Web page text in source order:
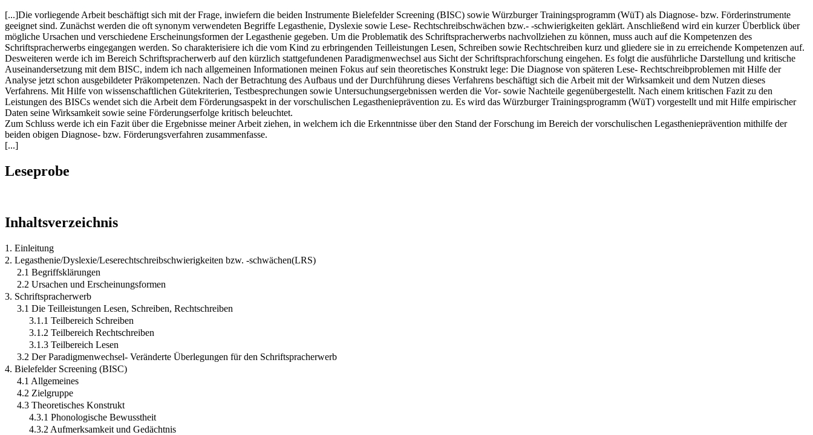
[...]Die vorliegende Arbeit beschäftigt sich mit der Frage, inwiefern die beiden Instrumente Bielefelder Screening (BISC) sowie Würzburger Trainingsprogramm (WüT) als Diagnose- bzw. Förderinstrumente
geeignet sind. Zunächst werden die oft synonym verwendeten Begriffe Legasthenie, Dyslexie sowie Lese- Rechtschreibschwächen bzw.- -schwierigkeiten geklärt. Anschließend wird ein kurzer Überblick über
mögliche Ursachen und verschiedene Erscheinungsformen der Legasthenie gegeben. Um die Problematik des Schriftspracherwerbs nachvollziehen zu können, muss auch auf die Kompetenzen des
Schriftspracherwerbs eingegangen werden. So charakterisiere ich die vom Kind zu erbringenden Teilleistungen Lesen, Schreiben sowie Rechtschreiben kurz und gliedere sie in zu erreichende Kompetenzen auf.
Desweiteren werde ich im Bereich Schriftspracherwerb auf den kürzlich stattgefundenen Paradigmenwechsel aus Sicht der Schriftsprachforschung eingehen. Es folgt die ausführliche Darstellung und kritische
Auseinandersetzung mit dem BISC, indem ich nach allgemeinen Informationen meinen Fokus auf sein theoretisches Konstrukt lege: Die Diagnose von späteren Lese- Rechtschreibproblemen mit Hilfe der
Analyse jetzt schon ausgebildeter Präkompetenzen. Nach der Betrachtung des Aufbaus und der Durchführung dieses Verfahrens beschäftigt sich die Arbeit mit der Wirksamkeit und dem Nutzen dieses
Verfahrens. Mit Hilfe von wissenschaftlichen Gütekriterien, Testbesprechungen sowie Untersuchungsergebnissen werden die Vor- sowie Nachteile gegenübergestellt. Nach einem kritischen Fazit zu den
Leistungen des BISCs wendet sich die Arbeit dem Förderungsaspekt in der vorschulischen Legasthenieprävention zu. Es wird das Würzburger Trainingsprogramm (WüT) vorgestellt und mit Hilfe empirischer
Daten seine Wirksamkeit sowie seine Förderungserfolge kritisch beleuchtet.
Zum Schluss werde ich ein Fazit über die Ergebnisse meiner Arbeit ziehen, in welchem ich die Erkenntnisse über den Stand der Forschung im Bereich der vorschulischen Legasthenieprävention mithilfe der
beiden obigen Diagnose- bzw. Förderungsverfahren zusammenfasse.
[...]
Leseprobe
Inhaltsverzeichnis
1. Einleitung
2. Legasthenie/Dyslexie/Leserechtschreibschwierigkeiten bzw. -schwächen(LRS)
2.1 Begriffsklärungen
2.2 Ursachen und Erscheinungsformen
3. Schriftspracherwerb
3.1 Die Teilleistungen Lesen, Schreiben, Rechtschreiben
3.1.1 Teilbereich Schreiben
3.1.2 Teilbereich Rechtschreiben
3.1.3 Teilbereich Lesen
3.2 Der Paradigmenwechsel- Veränderte Überlegungen für den Schriftspracherwerb
4. Bielefelder Screening (BISC)
4.1 Allgemeines
4.2 Zielgruppe
4.3 Theoretisches Konstrukt
4.3.1 Phonologische Bewusstheit
4.3.2 Aufmerksamkeit und Gedächtnis